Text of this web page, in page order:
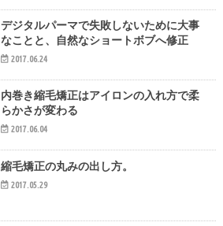
デジタルパーマで失敗しないために大事
なことと、自然なショートボブへ修正
2017.06.24
内巻き縮毛矯正はアイロンの入れ方で柔
らかさが変わる
2017.06.04
縮毛矯正の丸みの出し方。
2017.05.29